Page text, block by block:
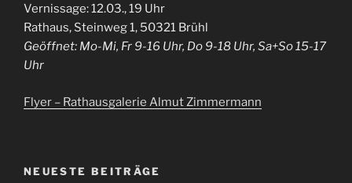
Vernissage: 12.03., 19 Uhr
Rathaus, Steinweg 1, 50321 Brühl
Geöffnet: Mo-Mi, Fr 9-16 Uhr, Do 9-18 Uhr, Sa+So 15-17
Uhr
Flyer – Rathausgalerie Almut Zimmermann
NEUESTE BEITRÄGE